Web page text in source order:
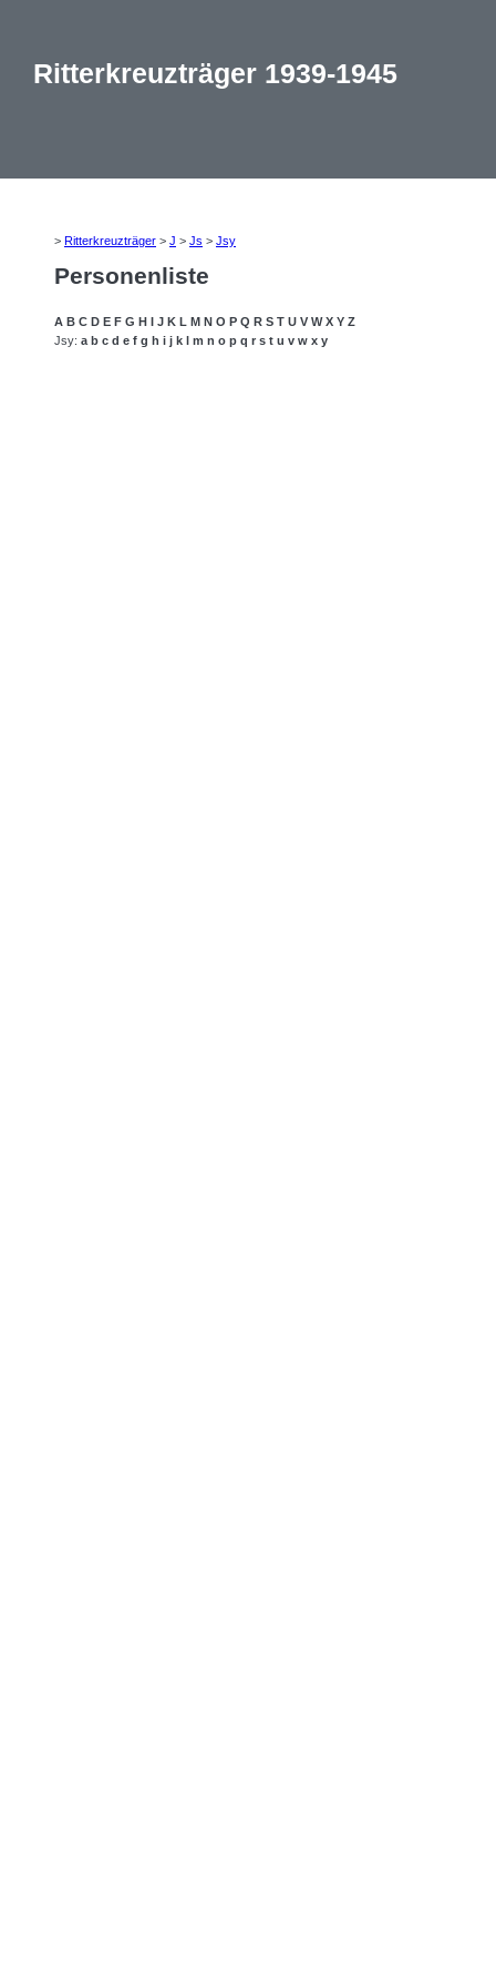
Ritterkreuzträger 1939-1945
> Ritterkreuzträger > J > Js > Jsy
Personenliste
A B C D E F G H I J K L M N O P Q R S T U V W X Y Z
Jsy: a b c d e f g h i j k l m n o p q r s t u v w x y